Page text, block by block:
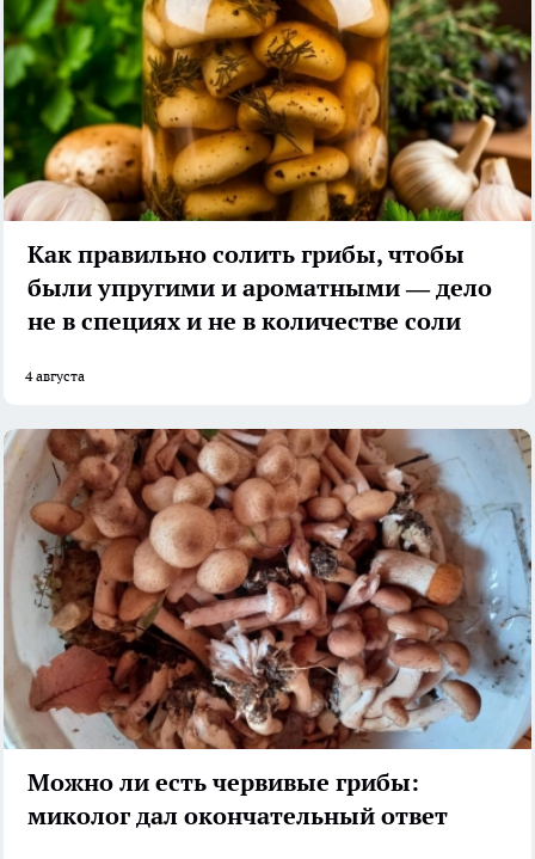
Как правильно солить грибы, чтобы
были упругими и ароматными — дело
не в специях и не в количестве соли
4 августа
Можно ли есть червивые грибы:
миколог дал окончательный ответ